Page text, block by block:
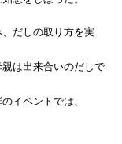
だしの取り方を実
は出来合いのだしで
イベントでは、